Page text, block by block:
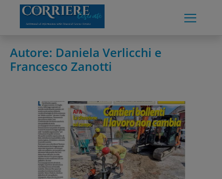
content
Autore: Daniela Verlicchi e
Francesco Zanotti